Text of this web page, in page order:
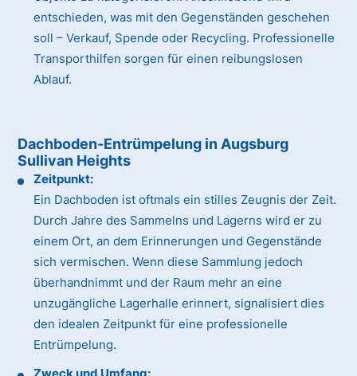
entschieden, was mit den Gegenständen geschehen
soll – Verkauf, Spende oder Recycling. Professionelle
Transporthilfen sorgen für einen reibungslosen
Ablauf.
Dachboden-Entrümpelung in Augsburg
Sullivan Heights
Zeitpunkt:
Ein Dachboden ist oftmals ein stilles Zeugnis der Zeit.
Durch Jahre des Sammelns und Lagerns wird er zu
einem Ort, an dem Erinnerungen und Gegenstände
sich vermischen. Wenn diese Sammlung jedoch
überhandnimmt und der Raum mehr an eine
unzugängliche Lagerhalle erinnert, signalisiert dies
den idealen Zeitpunkt für eine professionelle
Entrümpelung.